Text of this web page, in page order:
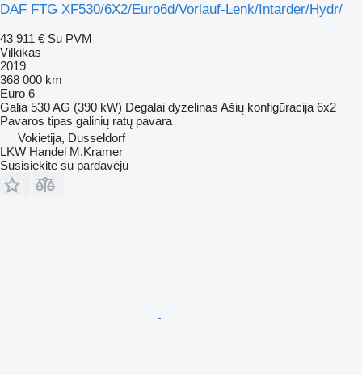
DAF FTG XF530/6X2/Euro6d/Vorlauf-Lenk/Intarder/Hydr/
43 911 € Su PVM
Vilkikas
2019
368 000 km
Euro 6
Galia 530 AG (390 kW) Degalai dyzelinas Ašių konfigūracija 6x2
Pavaros tipas galinių ratų pavara
Vokietija, Dusseldorf
LKW Handel M.Kramer
Susisiekite su pardavėju